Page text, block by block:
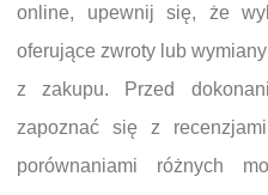
online, upewnij się, że
oferujące zwroty lub
z zakupu. Przed
zapoznać się z
porównaniami różnych